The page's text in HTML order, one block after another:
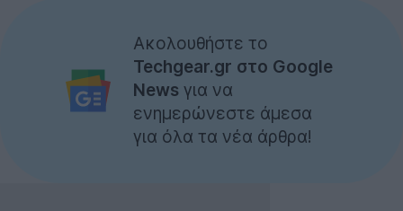
Ακολουθήστε το
Techgear.gr στο Google
News για να
ενημερώνεστε άμεσα
για όλα τα νέα άρθρα!